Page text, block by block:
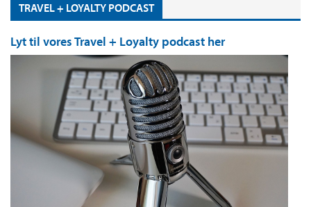
TRAVEL + LOYALTY PODCAST
Lyt til vores Travel + Loyalty podcast her